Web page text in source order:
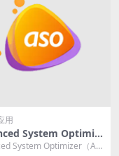
用
System Optimiz
综合性系
System Optimizer（AS